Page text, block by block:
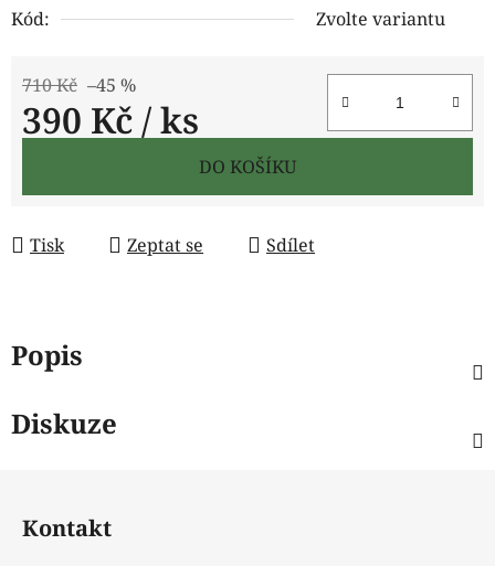
Kód:
Zvolte variantu
710 Kč –45 %
390 Kč / ks
DO KOŠÍKU
Tisk Zeptat se Sdílet
Popis
Diskuze
Kontakt